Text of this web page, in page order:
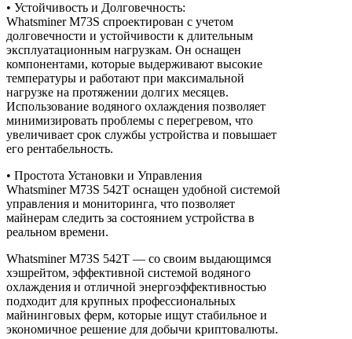
• Устойчивость и Долговечность:
Whatsminer M73S спроектирован с учетом
долговечности и устойчивости к длительным
эксплуатационным нагрузкам. Он оснащен
компонентами, которые выдерживают высокие
температуры и работают при максимальной
нагрузке на протяжении долгих месяцев.
Использование водяного охлаждения позволяет
минимизировать проблемы с перегревом, что
увеличивает срок службы устройства и повышает
его рентабельность.
• Простота Установки и Управления
Whatsminer M73S 542T оснащен удобной системой
управления и мониторинга, что позволяет
майнерам следить за состоянием устройства в
реальном времени.
Whatsminer M73S 542T — со своим выдающимся
хэшрейтом, эффективной системой водяного
охлаждения и отличной энергоэффективностью
подходит для крупных профессиональных
майнинговых ферм, которые ищут стабильное и
экономичное решение для добычи криптовалюты.